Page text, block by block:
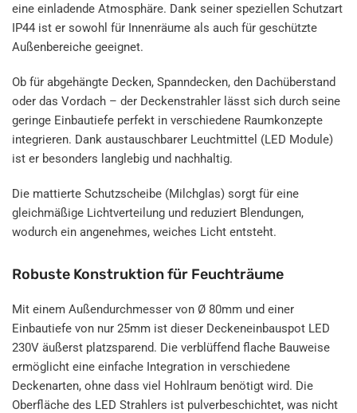
eine einladende Atmosphäre. Dank seiner speziellen Schutzart
IP44 ist er sowohl für Innenräume als auch für geschützte
Außenbereiche geeignet.
Ob für abgehängte Decken, Spanndecken, den Dachüberstand
oder das Vordach – der Deckenstrahler lässt sich durch seine
geringe Einbautiefe perfekt in verschiedene Raumkonzepte
integrieren. Dank austauschbarer Leuchtmittel (LED Module)
ist er besonders langlebig und nachhaltig.
Die mattierte Schutzscheibe (Milchglas) sorgt für eine
gleichmäßige Lichtverteilung und reduziert Blendungen,
wodurch ein angenehmes, weiches Licht entsteht.
Robuste Konstruktion für Feuchträume
Mit einem Außendurchmesser von Ø 80mm und einer
Einbautiefe von nur 25mm ist dieser Deckeneinbauspot LED
230V äußerst platzsparend. Die verblüffend flache Bauweise
ermöglicht eine einfache Integration in verschiedene
Deckenarten, ohne dass viel Hohlraum benötigt wird. Die
Oberfläche des LED Strahlers ist pulverbeschichtet, was nicht